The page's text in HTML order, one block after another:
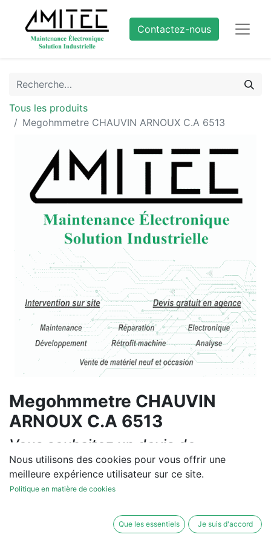
Contactez-nous
Tous les produits
Megohmmetre CHAUVIN ARNOUX C.A 6513
Megohmmetre CHAUVIN
ARNOUX C.A 6513
Vous souhaitez un devis de
réparation ou de vente, un
diagnostic sur site?
Nous utilisons des cookies pour vous offrir une
meilleure expérience utilisateur sur ce site.
Politique en matière de cookies
Que les essentiels Je suis d'accord